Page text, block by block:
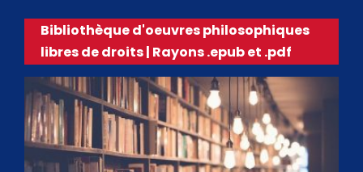
Bibliothèque d'oeuvres philosophiques
libres de droits | Rayons .epub et .pdf